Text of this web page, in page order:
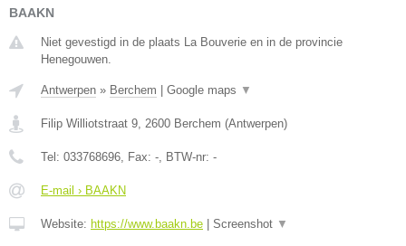
BAAKN
Niet gevestigd in de plaats La Bouverie en in de provincie
Henegouwen.
Antwerpen » Berchem Google maps ▼
Filip Williotstraat 9, 2600 Berchem (Antwerpen)
Tel: 033768696, Fax: -, BTW-nr: -
E-mail › BAAKN
Website: https://www.baakn.be Screenshot ▼